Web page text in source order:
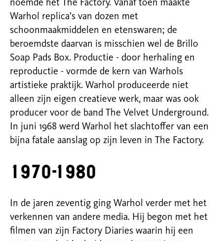
noemde het The Factory. Vanaf toen maakte
Warhol replica’s van dozen met
schoonmaakmiddelen en etenswaren; de
beroemdste daarvan is misschien wel de Brillo
Soap Pads Box. Productie - door herhaling en
reproductie - vormde de kern van Warhols
artistieke praktijk. Warhol produceerde niet
alleen zijn eigen creatieve werk, maar was ook
producer voor de band The Velvet Underground.
In juni 1968 werd Warhol het slachtoffer van een
bijna fatale aanslag op zijn leven in The Factory.
1970-1980
In de jaren zeventig ging Warhol verder met het
verkennen van andere media. Hij begon met het
filmen van zijn Factory Diaries waarin hij een